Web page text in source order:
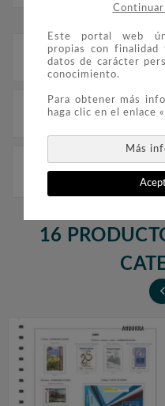
Este portal web
propias con finalidad
datos de carácter
conocimiento.
Para obtener más
haga clic en el enlace
Más
Detalles
FILOBER Color Andorra
Númeración Edifil:
16
